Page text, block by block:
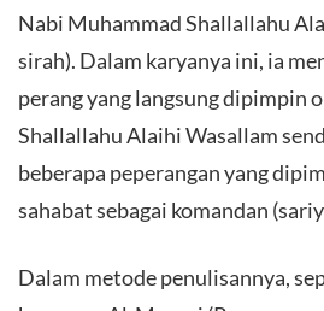
Nabi Muhammad Shallallahu
sirah). Dalam karyanya ini, ia
perang yang langsung dipimpin
Shallallahu Alaihi Wasallam
beberapa peperangan yang
sahabat sebagai komandan
Dalam metode penulisannya,